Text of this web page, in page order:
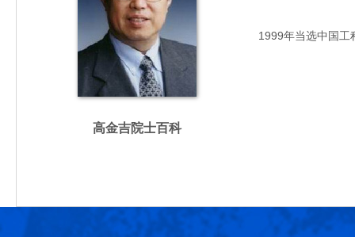
高金吉院士百科
1999年当选中国工